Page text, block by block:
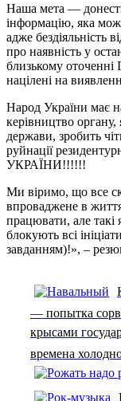
Наша мета —
інформацію, яка
адже бездіяльність
про наявність у
близькому оточенні
націлені на
Народ України має
керівництво органу,
держави, зробить
руйнації
УКРАЇНИ!!!!!!
Ми віримо, що все
впроваджене в
працювати, але такі
блокують всі
завданням)!», –
— попытка
крысами
времена